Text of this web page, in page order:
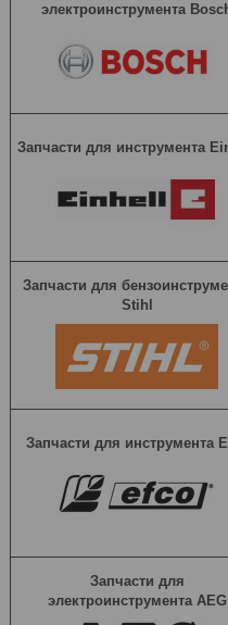
электроинструмента
Запчасти для инструмента
Запчасти для
Stihl
Запчасти для инструмента
Запчасти для
электроинструмента AEG